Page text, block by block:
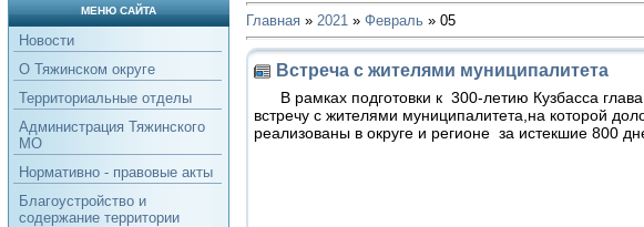
МЕНЮ САЙТА
Новости
О Тяжинском округе
Территориальные отделы
Администрация Тяжинского
МО
Нормативно - правовые акты
Благоустройство и
содержание территории
Главная» 2021 » Февраль » 05
Встреча с жителями муниципалитета
В рамках подготовки к 300-летию Кузбасса
встречу с жителями муниципалитета,на которой
реализованы в округе и регионе за истекшие 800